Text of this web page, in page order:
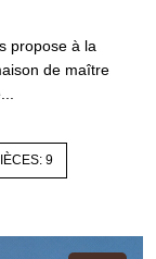
propose à la
de maître
9